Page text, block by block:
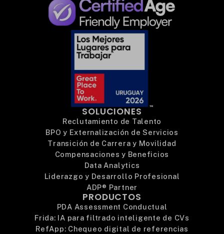
SOLUCIONES
Reclutamiento de Talento
BPO y Externalización de Servicios
Transición de Carrera y Movilidad
Compensaciones y Beneficios
Data Analytics
Liderazgo y Desarrollo Profesional
ADP® Partner
PRODUCTOS
PDA Assessment Conductual
Frida: IA para filtrado inteligente de CVs
RefApp: Chequeo digital de referencias